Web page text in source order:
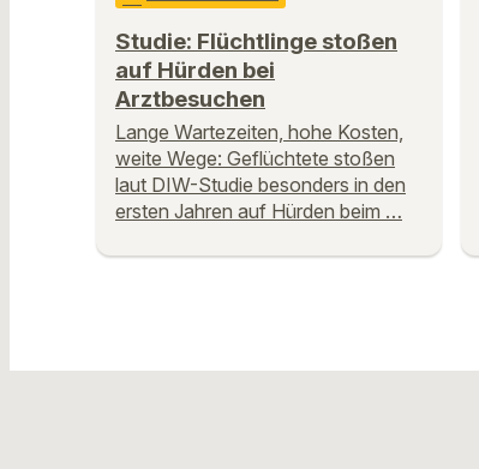
Studie: Flüchtlinge stoßen
auf Hürden bei
Arztbesuchen
Lange Wartezeiten, hohe Kosten,
weite Wege: Geflüchtete stoßen
laut DIW-Studie besonders in den
ersten Jahren auf Hürden beim …